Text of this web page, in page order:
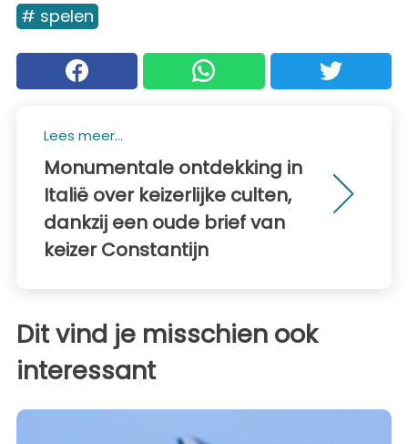
# spelen
Lees meer...
Monumentale ontdekking in
Italië over keizerlijke culten,
dankzij een oude brief van
keizer Constantijn
Dit vind je misschien ook
interessant